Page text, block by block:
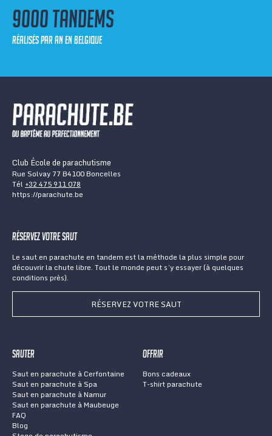
9000 tandems
réalisés par an en Belgique
Club École de parachutisme
Rue Solvay 77 B4100 Boncelles
Tél +32 475 911 078
https://parachute.be
Réservez votre saut
Le saut en parachute en tandem est la méthode la plus simple pour
découvrir la chute libre. Tout le monde peut s’y essayer (à quelques
conditions près).
RÉSERVEZ VOTRE SAUT
Sauter
Saut en parachute à Cerfontaine
Saut en parachute à Spa
Saut en parachute à Namur
Saut en parachute à Maubeuge
FAQ
Blog
Offrir
Bons cadeaux
T-shirt parachute